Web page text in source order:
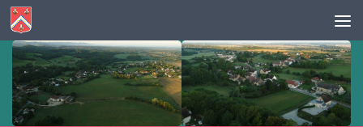
Skip to content